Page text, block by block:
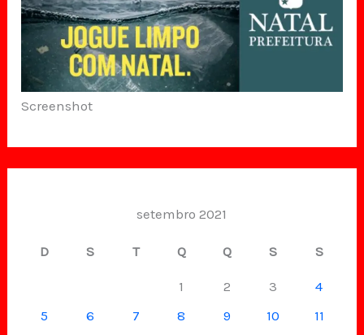
Screenshot
setembro 2021
D S T Q Q S S
1 2 3
4
5
6 7 8 9 10
11